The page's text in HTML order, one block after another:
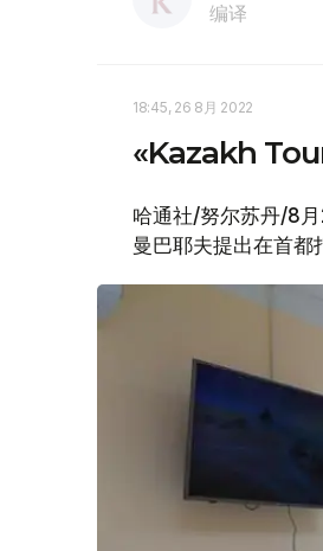
编译
18:45, 26 8月 2022
«Kazakh
哈通社/努尔苏丹/8
曼巴耶夫提出在首都